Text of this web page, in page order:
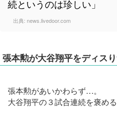
続というのは珍しい」
出典: news.livedoor.com
張本勲が大谷翔平をディス
張本勲があいかわらず…。
大谷翔平の３試合連続を褒める